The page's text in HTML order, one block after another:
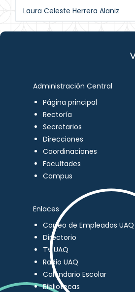
Laura Celeste Herrera Alaniz
Administración Central
Página principal
Rectoría
Secretarios
Direcciones
Coordinaciones
Facultades
Campus
Enlaces
Correo de Empleados UAQ
Directorio
TV UAQ
Radio UAQ
Calendario Escolar
Bibliotecas